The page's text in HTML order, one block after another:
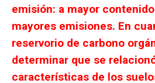
emisión: a mayor
mayores emisiones. En
reservorio de carbono
determinar que se
características de los